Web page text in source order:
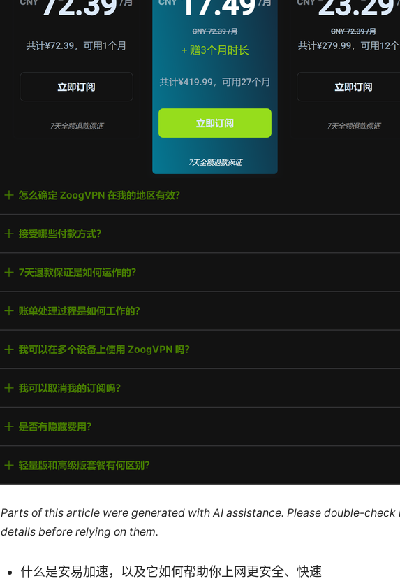
Parts of this article were generated with AI assistance. Please double-
details before relying on them.
什么是安易加速，以及它如何帮助你上网更安全、快速